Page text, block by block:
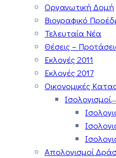
Οργανωτική Δομή
Βιογραφικό
Τελευταία Νέα
Θέσεις –
Εκλογές 2011
Εκλογές 2017
Οικονομικές
Ισολογισμοί
Απολογισμοί